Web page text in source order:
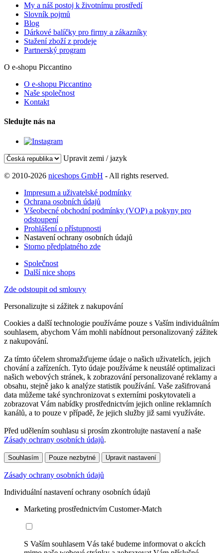
My a náš postoj k životnímu prostředí
Slovník pojmů
Blog
Dárkové balíčky pro firmy a zákazníky
Stažení zboží z prodeje
Partnerský program
O e-shopu Piccantino
O e-shopu Piccantino
Naše společnost
Kontakt
Sledujte nás na
Upravit zemi / jazyk
© 2010-2026 niceshops GmbH - All rights reserved.
Impresum a uživatelské podmínky
Ochrana osobních údajů
Všeobecné obchodní podmínky (VOP) a pokyny pro
odstoupení
Prohlášení o přístupnosti
Nastavení ochrany osobních údajů
Storno předplatného zde
Společnost
Další nice shops
Zde odstoupit od smlouvy
Personalizujte si zážitek z nakupování
Cookies a další technologie používáme pouze s Vaším individuálním
souhlasem, abychom Vám mohli nabídnout personalizovaný zážitek
z nakupování.
Za tímto účelem shromažďujeme údaje o našich uživatelích, jejich
chování a zařízeních. Tyto údaje používáme k neustálé optimalizaci
našich webových stránek, k zobrazování personalizované reklamy a
obsahu, stejně jako k analýze statistik používání. Vaše zašifrovaná
data můžeme také synchronizovat s externími poskytovateli a
zobrazovat Vám nabídky prostřednictvím jejich online reklamních
kanálů, a to pouze v případě, že jejich služby již sami využíváte.
Před udělením souhlasu si prosím zkontrolujte nastavení a naše
Zásady ochrany osobních údajů.
Souhlasím Pouze nezbytné Upravit nastavení
Zásady ochrany osobních údajů
Individuální nastavení ochrany osobních údajů
Marketing prostřednictvím Customer-Match
S Vaším souhlasem Vás také budeme informovat o akcích